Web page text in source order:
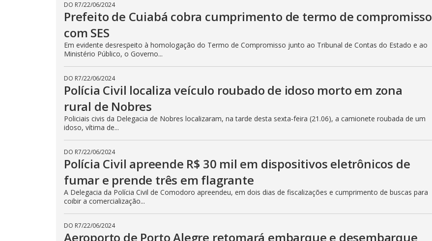
DO R7/22/06/2024
Prefeito de Cuiabá cobra cumprimento de termo de compromisso
com SES
Em evidente desrespeito à homologação do Termo de Compromisso junto ao Tribunal de Contas do Estado e ao
Ministério Público, o Governo...
DO R7/22/06/2024
Polícia Civil localiza veículo roubado de idoso morto em zona
rural de Nobres
Policiais civis da Delegacia de Nobres localizaram, na tarde desta sexta-feira (21.06), a camionete roubada de um
idoso, vítima de...
DO R7/22/06/2024
Polícia Civil apreende R$ 30 mil em dispositivos eletrônicos de
fumar e prende três em flagrante
A Delegacia da Polícia Civil de Comodoro apreendeu, em dois dias de fiscalizações e cumprimento de buscas para
coibir a comercialização...
DO R7/22/06/2024
Aeroporto de Porto Alegre retomará embarque e desembarque